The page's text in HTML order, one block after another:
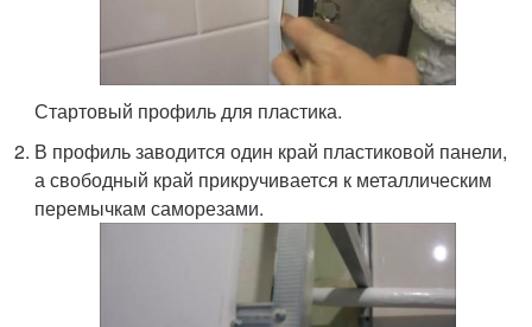
Стартовый профиль для пластика.
В профиль заводится один край пластиковой панели,
а свободный край прикручивается к металлическим
перемычкам саморезами.